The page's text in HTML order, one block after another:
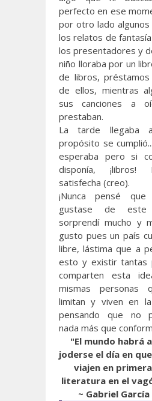
perfecto en ese
por otro lado
los relatos de
los presentadores y
niño lloraba por un
de libros, préstamos
de ellos, mientras
sus canciones a
prestaban.
La tarde
propósito se
esperaba pero si
disponía, ¡libros!
satisfecha (creo).
¡Nunca pensé
gustase de este
sorprendí mucho y
gusto pues un país
libre, lástima que a
esto y existir tantas
comparten esta
mismas personas
limitan y viven en la
pensando que no
nada más que
"El mundo habrá
joderse el día en
viajen en
literatura en el
~ Gabriel